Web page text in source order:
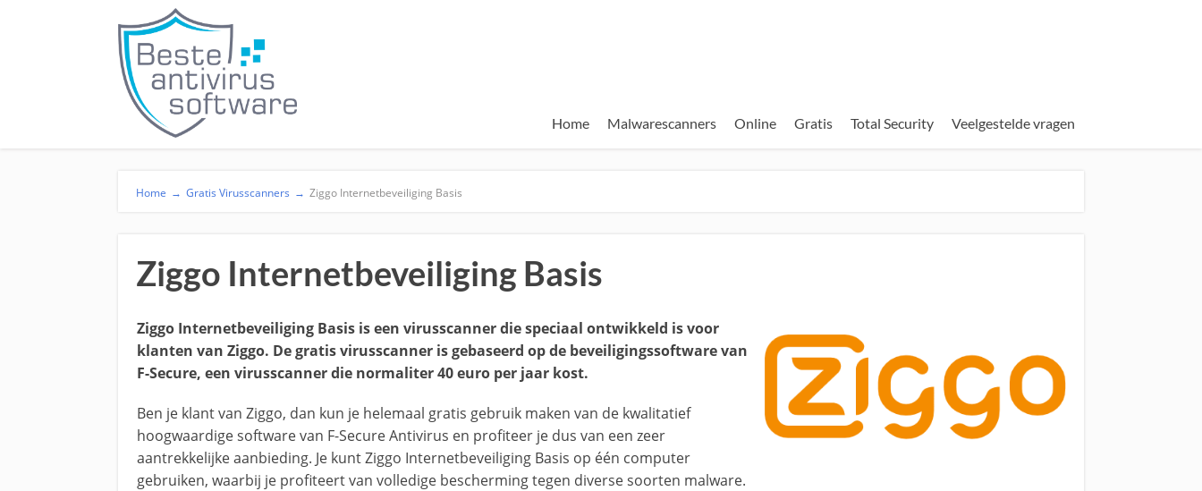
Home Malwarescanners Online Gratis Total Security Veelgestelde vragen
Home → Gratis Virusscanners → Ziggo Internetbeveiliging Basis
Ziggo Internetbeveiliging Basis
Ziggo Internetbeveiliging Basis is een virusscanner die speciaal ontwikkeld is voor
klanten van Ziggo. De gratis virusscanner is gebaseerd op de beveiligingssoftware van
F-Secure, een virusscanner die normaliter 40 euro per jaar kost.
Ben je klant van Ziggo, dan kun je helemaal gratis gebruik maken van de kwalitatief
hoogwaardige software van F-Secure Antivirus en profiteer je dus van een zeer
aantrekkelijke aanbieding. Je kunt Ziggo Internetbeveiliging Basis op één computer
gebruiken, waarbij je profiteert van volledige bescherming tegen diverse soorten malware.